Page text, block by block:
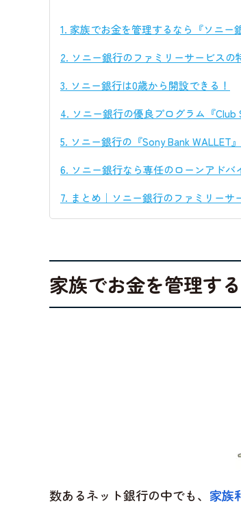
1. 家族でお金を管理するなら『ソニー
2. ソニー銀行のファミリーサービスの
3. ソニー銀行は0歳から開設できる！
4. ソニー銀行の優良プログラム『Club
5. ソニー銀行の『Sony Bank WALLET
6. ソニー銀行なら専任のローンアドバ
7. まとめ｜ソニー銀行のファミリーサ
家族でお金を管理す
数あるネット銀行の中でも、 家族